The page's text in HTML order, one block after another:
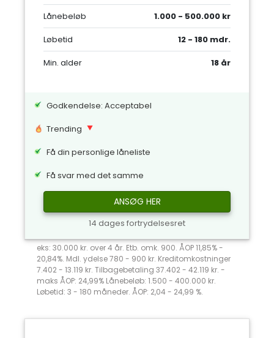
Lånebeløb
1.000 - 500.000 kr
Løbetid
12 - 180 mdr.
Min. alder
18 år
Godkendelse: Acceptabel
Trending
Få din personlige låneliste
Få svar med det samme
ANSØG HER
14 dages fortrydelsesret
eks: 30.000 kr. over 4 år. Etb. omk. 900. ÅOP 11,85% -
20,84%. Mdl. ydelse 780 - 900 kr. Kreditomkostninger
7.402 - 13.119 kr. Tilbagebetaling 37.402 - 42.119 kr. -
maks ÅOP: 24,99% Lånebeløb: 1.500 - 400.000 kr.
Løbetid: 3 - 180 måneder. ÅOP: 2,04 - 24,99 %.